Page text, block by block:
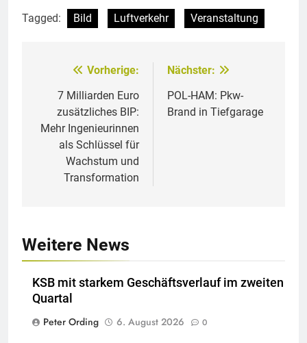
Tagged: Bild Luftverkehr Veranstaltung
Beitragsnavigation
Vorherige:
7 Milliarden Euro
zusätzliches BIP:
Mehr Ingenieurinnen
als Schlüssel für
Wachstum und
Transformation
Nächster:
POL-HAM: Pkw-
Brand in Tiefgarage
Weitere News
KSB mit starkem Geschäftsverlauf im zweiten
Quartal
Peter Ording
6. August 2026 0